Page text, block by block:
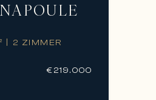
2 ZIMMER
€219.000